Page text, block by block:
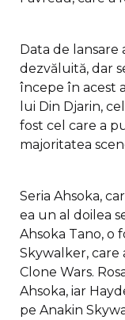
Data de
dezvăluită, dar
începe în acest
lui Din Djarin,
fost cel care a
majoritatea
Seria Ahsoka,
ea un al doilea
Ahsoka Tano, o
Skywalker, care
Clone Wars.
Ahsoka, iar
pe Anakin